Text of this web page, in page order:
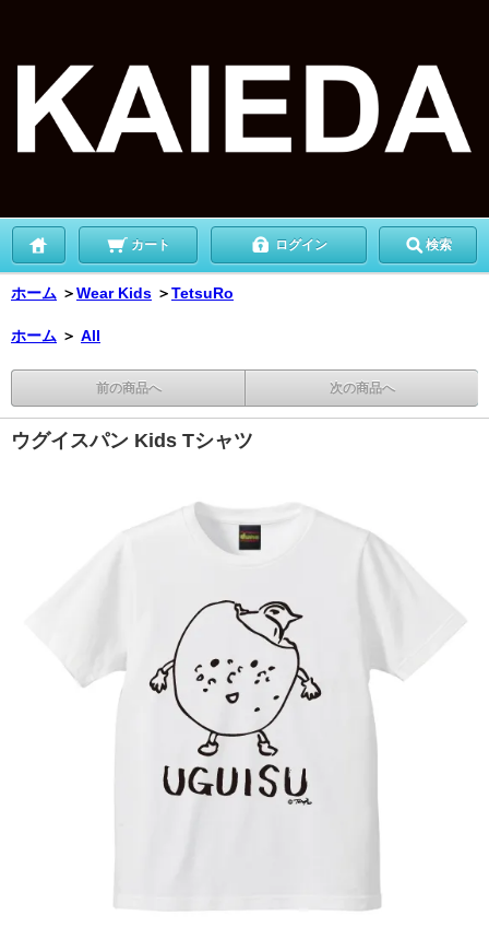
カート ログイン 検索
ホーム ＞Wear Kids ＞TetsuRo
ホーム ＞ All
前の商品へ 次の商品へ
ウグイスパン Kids Tシャツ